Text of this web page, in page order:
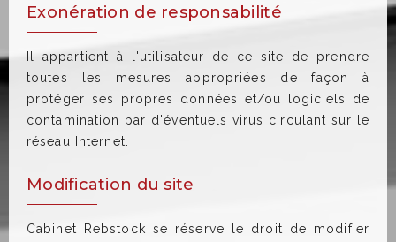
Exonération de responsabilité
Il appartient à l'utilisateur de ce site de prendre
toutes les mesures appropriées de façon à
protéger ses propres données et/ou logiciels de
contamination par d'éventuels virus circulant sur le
réseau Internet.
Modification du site
Cabinet Rebstock se réserve le droit de modifier